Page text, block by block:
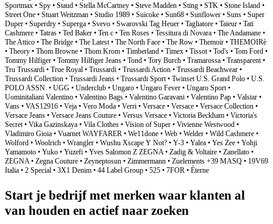
Start je bedrijf met merken waar klanten al
van houden en actief naar zoeken